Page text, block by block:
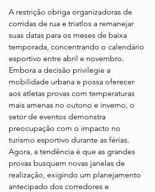
A restrição obriga organizadoras de
corridas de rua e triatlos a remanejar
suas datas para os meses de baixa
temporada, concentrando o calendário
esportivo entre abril e novembro.
Embora a decisão privilegie a
mobilidade urbana e possa oferecer
aos atletas provas com temperaturas
mais amenas no outono e inverno, o
setor de eventos demonstra
preocupação com o impacto no
turismo esportivo durante as férias.
Agora, a tendência é que as grandes
provas busquem novas janelas de
realização, exigindo um planejamento
antecipado dos corredores e